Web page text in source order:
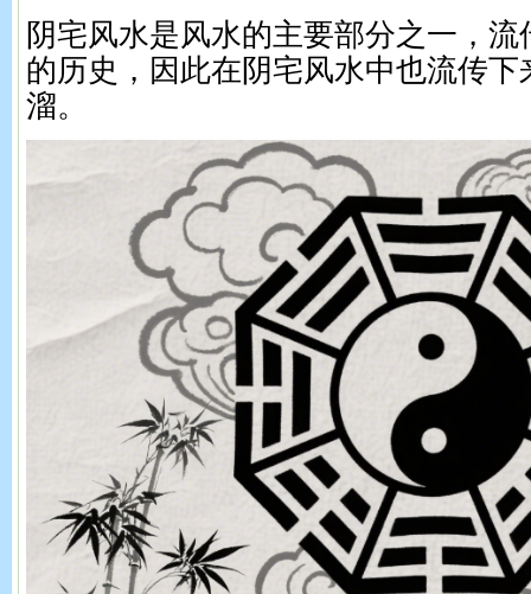
阴宅风水是风水的主要部分之一，
的历史，因此在阴宅风水中也流传
溜。